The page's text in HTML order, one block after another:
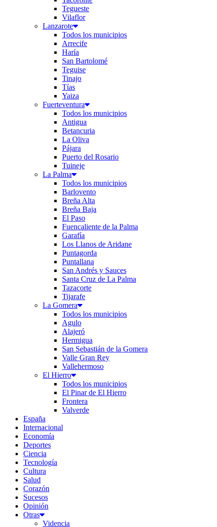
Tegueste
Vilaflor
Lanzarote
Todos los municipios
Arrecife
Haría
San Bartolomé
Teguise
Tinajo
Tías
Yaiza
Fuerteventura
Todos los municipios
Antigua
Betancuria
La Oliva
Pájara
Puerto del Rosario
Tuineje
La Palma
Todos los municipios
Barlovento
Breña Alta
Breña Baja
El Paso
Fuencaliente de la Palma
Garafía
Los Llanos de Aridane
Puntagorda
Puntallana
San Andrés y Sauces
Santa Cruz de La Palma
Tazacorte
Tijarafe
La Gomera
Todos los municipios
Agulo
Alajeró
Hermigua
San Sebastián de la Gomera
Valle Gran Rey
Vallehermoso
El Hierro
Todos los municipios
El Pinar de El Hierro
Frontera
Valverde
España
Internacional
Economía
Deportes
Ciencia
Tecnología
Cultura
Salud
Corazón
Sucesos
Opinión
Otras
Videncia